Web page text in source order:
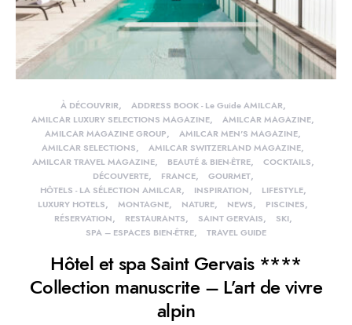
À DÉCOUVRIR
ADDRESS BOOK - Le Guide AMILCAR
AMILCAR LUXURY SELECTIONS MAGAZINE
AMILCAR MAGAZINE
AMILCAR MAGAZINE GROUP
AMILCAR MEN'S MAGAZINE
AMILCAR SELECTIONS
AMILCAR SWITZERLAND MAGAZINE
AMILCAR TRAVEL MAGAZINE
BEAUTÉ & BIEN-ÊTRE
COCKTAILS
DÉCOUVERTE
FRANCE
GOURMET
HÔTELS - LA SÉLECTION AMILCAR
INSPIRATION
LIFESTYLE
LUXURY HOTELS
MONTAGNE NATURE NEWS
PISCINES
RÉSERVATION
RESTAURANTS SAINT GERVAIS
SKI
SPA – ESPACES BIEN-ÊTRE
TRAVEL GUIDE
Hôtel et spa Saint Gervais ****
Collection manuscrite – L’art de vivre
alpin